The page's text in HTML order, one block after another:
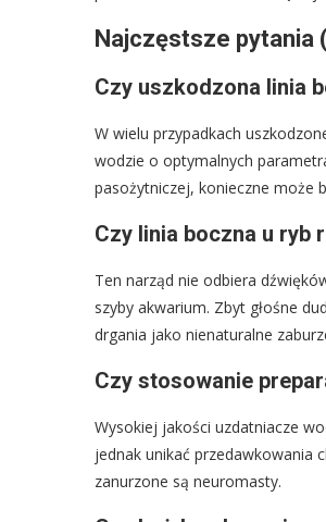
Najczęstsze pytania
Czy uszkodzona linia
W wielu przypadkach
wodzie o optymalnych
pasożytniczej, konieczne może
Czy linia boczna u ryb
Ten narząd nie odbiera
szyby akwarium. Zbyt głośne
drgania jako nienaturalne
Czy stosowanie
Wysokiej jakości uzdatniacze
jednak unikać przedawkowania
zanurzone są neuromasty.